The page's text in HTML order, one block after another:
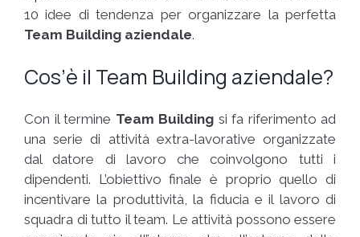
10 idee di tendenza per organizzare la perfetta
Team Building aziendale.
Cos’è il Team Building aziendale?
Con il termine Team Building si fa riferimento ad
una serie di attività extra-lavorative organizzate
dal datore di lavoro che coinvolgono tutti i
dipendenti. L’obiettivo finale è proprio quello di
incentivare la produttività, la fiducia e il lavoro di
squadra di tutto il team. Le attività possono essere